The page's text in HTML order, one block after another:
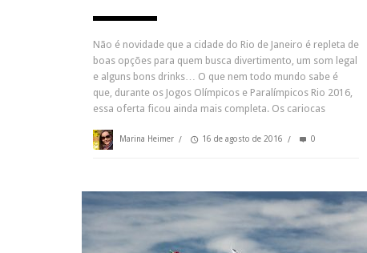
Não é novidade que a cidade do Rio de Janeiro é repleta de
boas opções para quem busca divertimento, um som legal
e alguns bons drinks… O que nem todo mundo sabe é
que, durante os Jogos Olímpicos e Paralímpicos Rio 2016,
essa oferta ficou ainda mais completa. Os cariocas
Marina Heimer / 16 de agosto de 2016 / 0